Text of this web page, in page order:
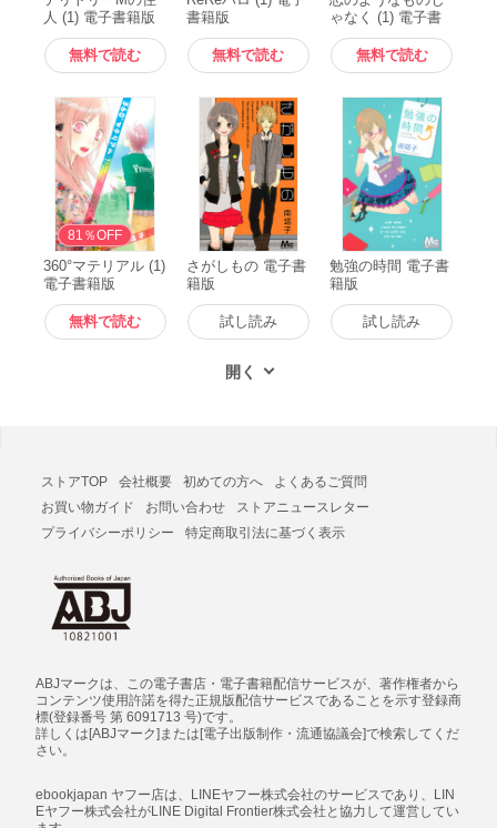
人 (1) 電子書籍版
無料で読む
書籍版
無料で読む
ゃなく (1) 電子書
籍版
無料で読む
無料
81％OFF
360°マテリアル (1)
電子書籍版
無料で読む
さがしもの 電子書
籍版
試し読み
勉強の時間 電子書
籍版
試し読み
ストアTOP 会社概要 初めての方へ
よくあるご質問
お買い物ガイド
お問い合わせ
ストアニュースレター
プライバシーポリシー
特定商取引法に基づく表示
ABJマークは、この電子書店・電子書籍配信サービスが、著作権者から
コンテンツ使用許諾を得た正規版配信サービスであることを示す登録商
標(登録番号 第 6091713 号)です。
詳しくは[ABJマーク]または[電子出版制作・流通協議会]で検索してくだ
さい。
ebookjapan ヤフー店は、LINEヤフー株式会社のサービスであり、LIN
Eヤフー株式会社がLINE Digital Frontier株式会社と協力して運営してい